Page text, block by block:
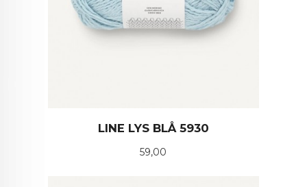
LINE LYS BLÅ 5930
Pris
59,00